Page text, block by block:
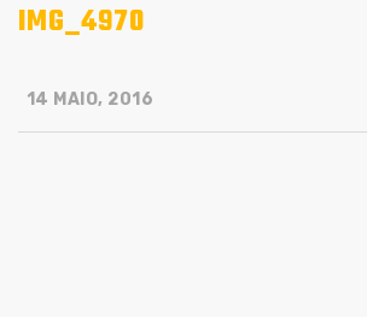
IMG_4970
14 MAIO, 2016